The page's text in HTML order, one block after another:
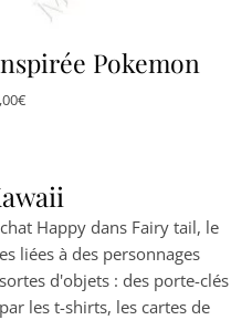
Pokemon
€
Happy dans Fairy tail, le
liées à des personnages
d'objets : des porte-clés
les t-shirts, les cartes de